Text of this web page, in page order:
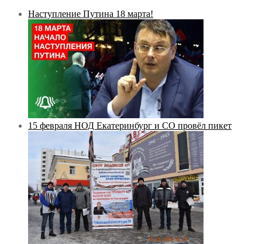
Наступление Путина 18 марта!
15 февраля НОД Екатеринбург и СО провёл пикет